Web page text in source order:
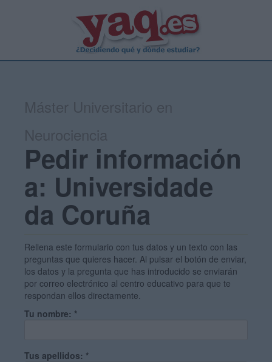
Pedir información
a: Universidade
da Coruña
Rellena este formulario con tus datos y un texto con las
preguntas que quieres hacer. Al pulsar el botón de enviar,
los datos y la pregunta que has introducido se enviarán
por correo electrónico al centro educativo para que te
respondan ellos directamente.
Tu nombre: *
Tus apellidos: *